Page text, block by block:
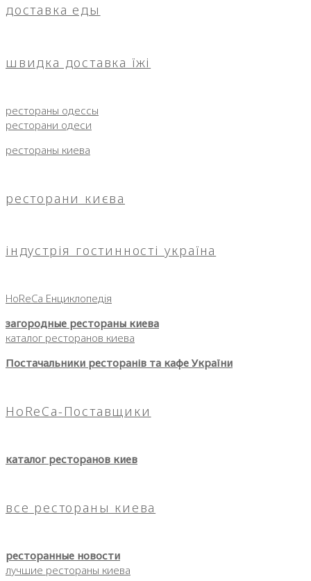
доставка еды
швидка доставка їжі
рестораны одессы
ресторани одеси
рестораны киева
ресторани києва
індустрія гостинності україна
HoReCa Енциклопедія
загородные рестораны киева
каталог ресторанов киева
Постачальники ресторанів та кафе України
HoReCa-Поставщики
каталог ресторанов киев
все рестораны киева
ресторанные новости
лучшие рестораны киева